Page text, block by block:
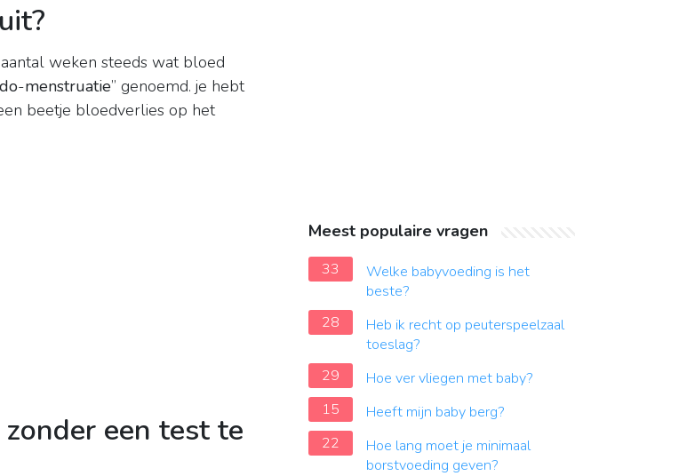
weken steeds wat bloed
-menstruatie” genoemd. je hebt
beetje bloedverlies op het
een test te
Meest populaire vragen
33
Welke babyvoeding is het
beste?
28
Heb ik recht op peuterspeelzaal
toeslag?
29
Hoe ver vliegen met baby?
15
Heeft mijn baby berg?
22
Hoe lang moet je minimaal
borstvoeding geven?